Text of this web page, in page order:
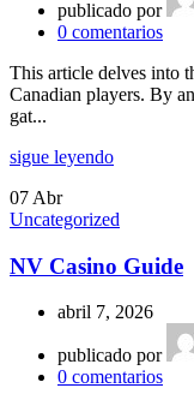
publicado por
0 comentarios
This article delves into
Canadian players. By
gat...
sigue leyendo
07 Abr
Uncategorized
NV Casino Guide
abril 7, 2026
publicado por
0 comentarios